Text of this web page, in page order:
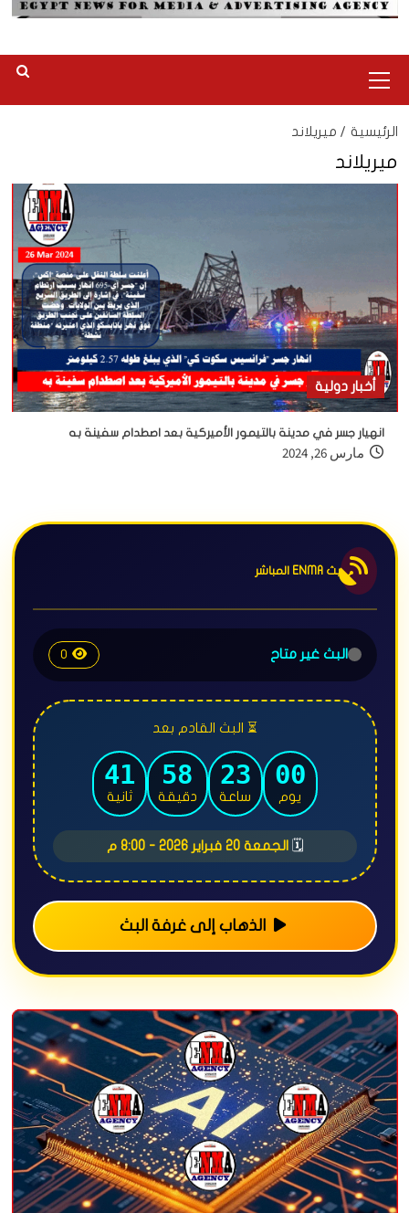
الرئيسية
الرئيسية ميريلاند
ميريلاند
أخبار دولية
انهيار جسر في مدينة بالتيمور الأميركية بعد اصطدام سفينة به
مارس 26, 2024
بث ENMA المباشر
البث غير متاح 0
⏳ البث القادم بعد
00
يوم
23
ساعة
58
دقيقة
39
ثانية
🗓️الجمعة 20 فبراير 2026 - 8:00 م
الذهاب إلى غرفة البث